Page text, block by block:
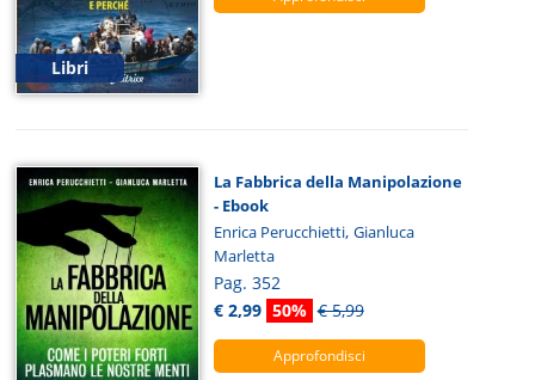
Libri
La Fabbrica della Manipolazione
- Ebook
Enrica Perucchietti, Gianluca
Marletta
Pag. 352
€ 2,99 50% € 5,99
Approfondisci